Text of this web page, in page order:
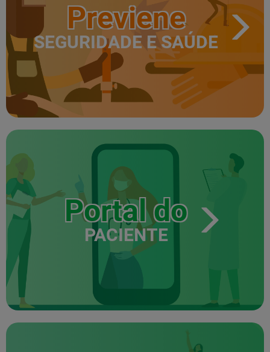
Previene
SEGURIDADE E SAÚDE
Portal do
PACIENTE